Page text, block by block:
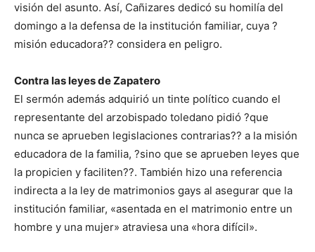
visión del asunto. Así, Cañizares dedicó su homilía del
domingo a la defensa de la institución familiar, cuya ?
misión educadora?? considera en peligro.
Contra las leyes de Zapatero
El sermón además adquirió un tinte político cuando el
representante del arzobispado toledano pidió ?que
nunca se aprueben legislaciones contrarias?? a la misión
educadora de la familia, ?sino que se aprueben leyes que
la propicien y faciliten??. También hizo una referencia
indirecta a la ley de matrimonios gays al asegurar que la
institución familiar, «asentada en el matrimonio entre un
hombre y una mujer» atraviesa una «hora difícil».